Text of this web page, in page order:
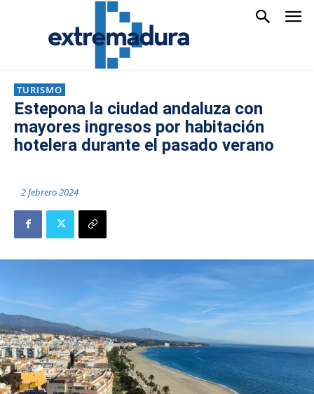
TURISMO
Estepona la ciudad andaluza con
mayores ingresos por habitación
hotelera durante el pasado verano
2 febrero 2024